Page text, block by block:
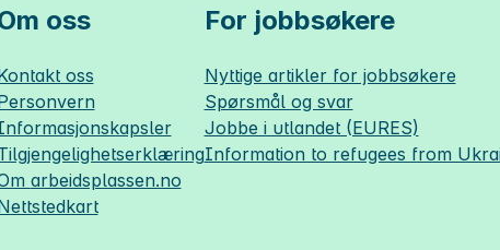
oss
oss
arbeidsplassen.no
For jobbsøkere
Nyttige artikler for jobbsøkere
Spørsmål og svar
Jobbe i utlandet (EURES)
Information to refugees from